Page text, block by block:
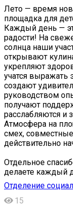
Лето — время
площадка для
Каждый день —
радости! На
солнца наши
открывают
укрепляют
учатся выражать
создают
руководством
получают
расслабляются и
Атмосфера на
смех,
действительно
Отдельное
делаете каждый
Отделение
15